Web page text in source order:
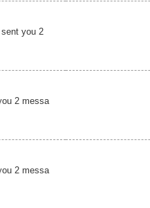
you 2
2 messa
2 messa